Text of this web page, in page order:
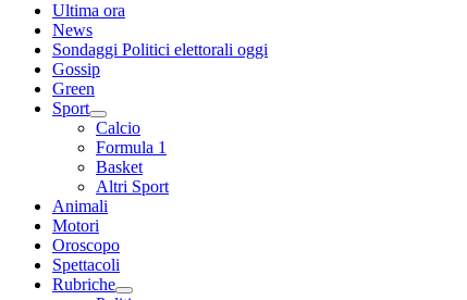
Ultima ora
News
Sondaggi Politici elettorali oggi
Gossip
Green
Sport
Calcio
Formula 1
Basket
Altri Sport
Animali
Motori
Oroscopo
Spettacoli
Rubriche